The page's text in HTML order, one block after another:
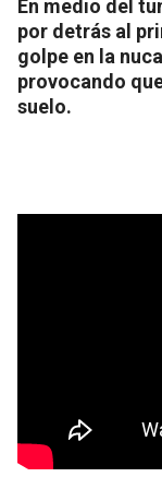
En medio del
por detrás al
golpe en la
provocando
suelo.